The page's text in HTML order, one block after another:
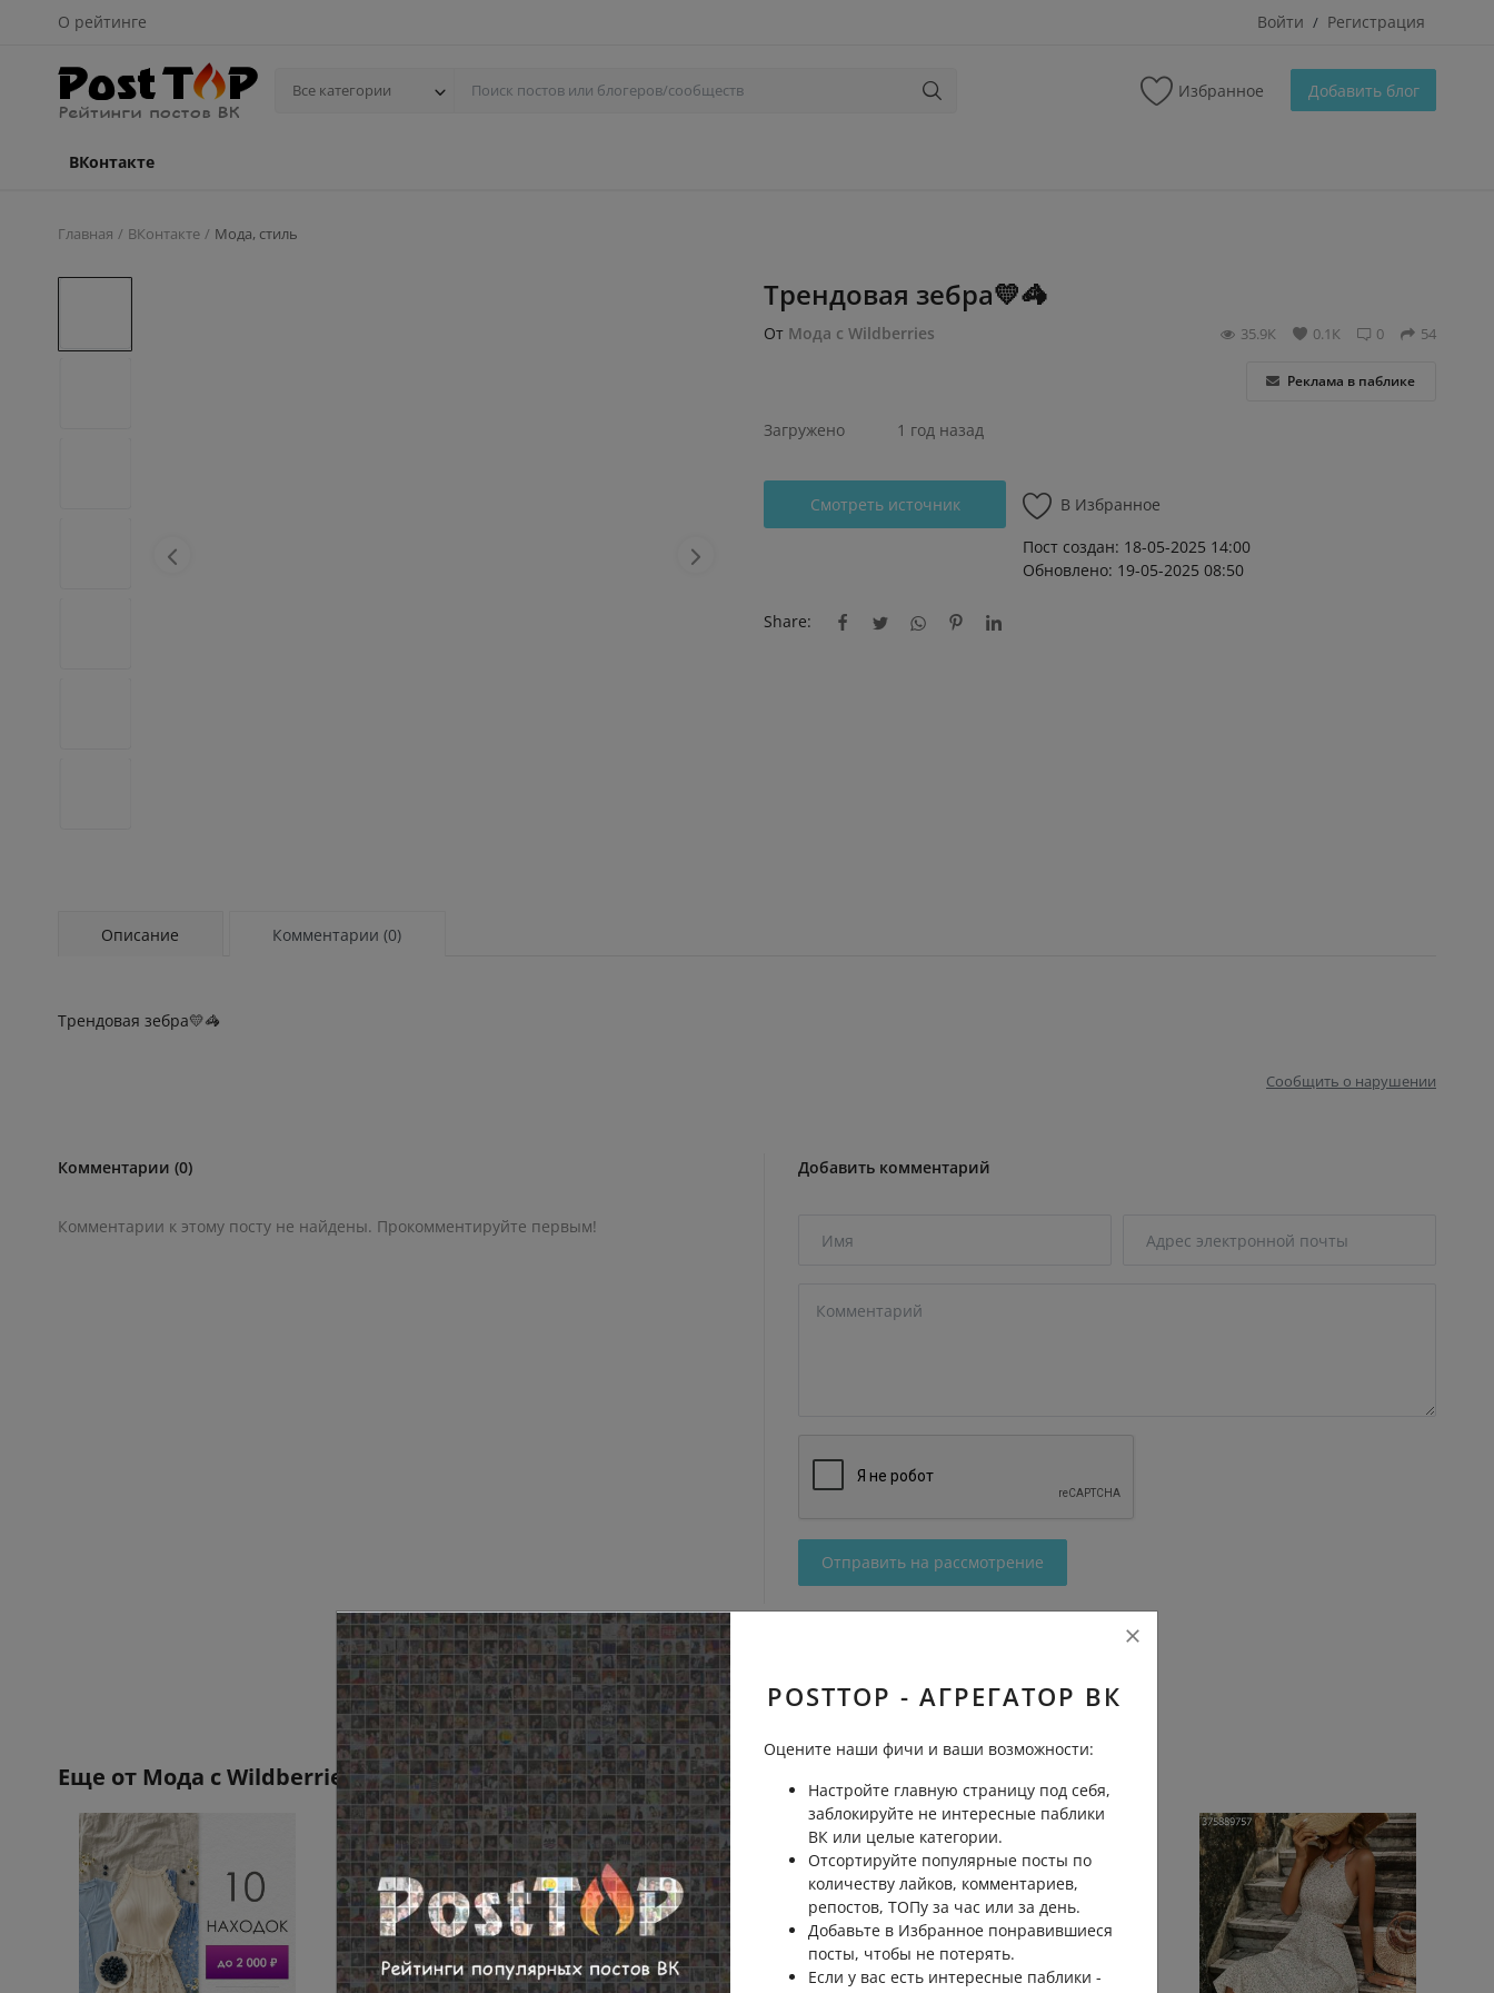
О рейтинге Войти / Регистрация
Все категории Избранное Добавить блог
ВКонтакте
Главная ВКонтакте Мода, стиль
Трендовая зебра💛🦓
От Мода с Wildberries 54
0
0.1К
35.9К
Реклама в паблике
Загружено 1 год назад
Смотреть источник
В Избранное
Пост создан: 18-05-2025 14:00
Обновлено: 19-05-2025 08:50
Share:
Описание Комментарии (0)
Трендовая зебра💛🦓
Сообщить о нарушении
Комментарии (0)
Комментарии к этому посту не найдены. Прокомментируйте первым!
Добавить комментарий
Отправить на рассмотрение
Еще от Мода с Wildberries
POSTTOP - АГРЕГАТОР ВК
Оцените наши фичи и ваши возможности:
Настройте главную страницу под себя,
заблокируйте не интересные паблики
ВК или целые категории.
Отсортируйте популярные посты по
количеству лайков, комментариев,
репостов, ТОПу за час или за день.
Добавьте в Избранное понравившиеся
посты, чтобы не потерять.
Если у вас есть интересные паблики -